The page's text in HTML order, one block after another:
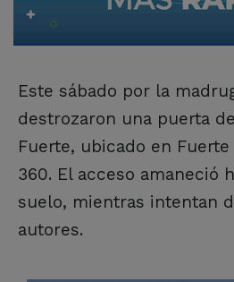
Este sábado por la
destrozaron una puerta
Fuerte, ubicado en
360. El acceso amaneció
suelo, mientras intentan
autores.